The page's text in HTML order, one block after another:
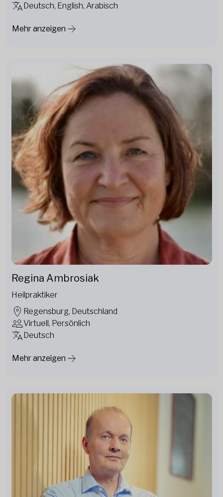
Deutsch, English, Arabisch
Mehr anzeigen
Regina Ambrosiak
Heilpraktiker
Regensburg, Deutschland
Virtuell, Persönlich
Deutsch
Mehr anzeigen